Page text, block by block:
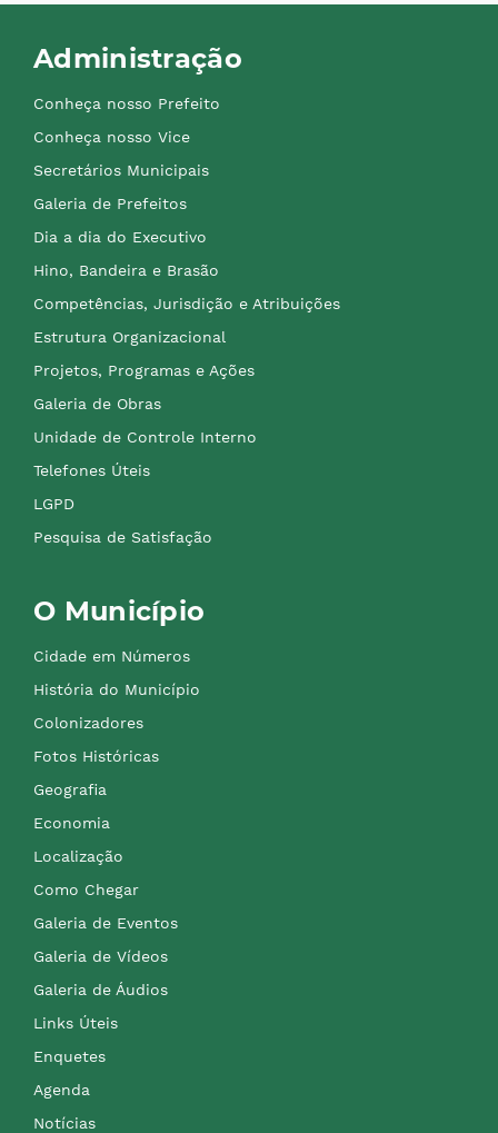
Administração
Conheça nosso Prefeito
Conheça nosso Vice
Secretários Municipais
Galeria de Prefeitos
Dia a dia do Executivo
Hino, Bandeira e Brasão
Competências, Jurisdição e Atribuições
Estrutura Organizacional
Projetos, Programas e Ações
Galeria de Obras
Unidade de Controle Interno
Telefones Úteis
LGPD
Pesquisa de Satisfação
O Município
Cidade em Números
História do Município
Colonizadores
Fotos Históricas
Geografia
Economia
Localização
Como Chegar
Galeria de Eventos
Galeria de Vídeos
Galeria de Áudios
Links Úteis
Enquetes
Agenda
Notícias